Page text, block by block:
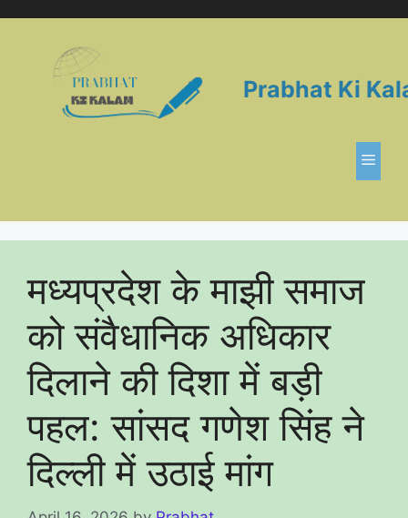
Prabhat Ki
मध्यप्रदेश के माझी समाज
को संवैधानिक अधिकार
दिलाने की दिशा में बड़ी
पहल: सांसद गणेश सिंह ने
दिल्ली में उठाई मांग